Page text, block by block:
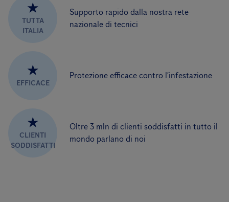
★
TUTTA
ITALIA
Supporto rapido dalla nostra rete
nazionale di tecnici
★
EFFICACE
Protezione efficace contro l’infestazione
★
CLIENTI
SODDISFATTI
Oltre 3 mln di clienti soddisfatti in tutto il
mondo parlano di noi